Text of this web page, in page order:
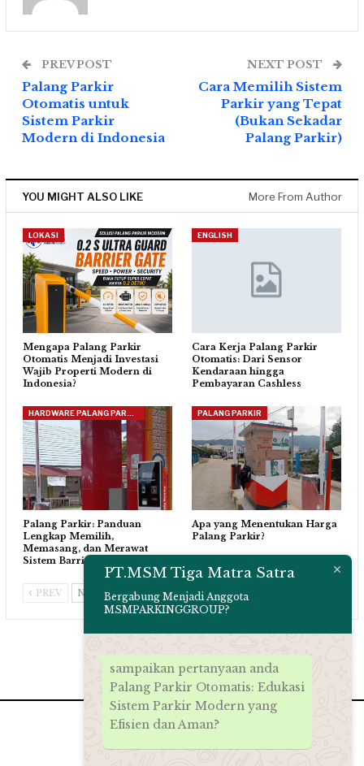
PREV POST
Palang Parkir
Otomatis untuk
Sistem Parkir
Modern di Indonesia
NEXT POST
Cara Memilih Sistem
Parkir yang Tepat
(Bukan Sekadar
Palang Parkir)
YOU MIGHT ALSO LIKE More From Author
LOKASI
Mengapa Palang Parkir
Otomatis Menjadi Investasi
Wajib Properti Modern di
Indonesia?
ENGLISH
Cara Kerja Palang Parkir
Otomatis: Dari Sensor
Kendaraan hingga
Pembayaran Cashless
Palang Parkir: Panduan
Lengkap Memilih,
Memasang, dan Merawat
Sistem Barrier Gate…
PALANG PARKIR
Apa yang Menentukan Harga
Palang Parkir?
PREV NEXT
PT.MSM Tiga Matra Satra
Bergabung Menjadi Anggota
MSMPARKINGGROUP?
sampaikan pertanyaan anda
Palang Parkir Otomatis: Edukasi
Sistem Parkir Modern yang
Efisien dan Aman?